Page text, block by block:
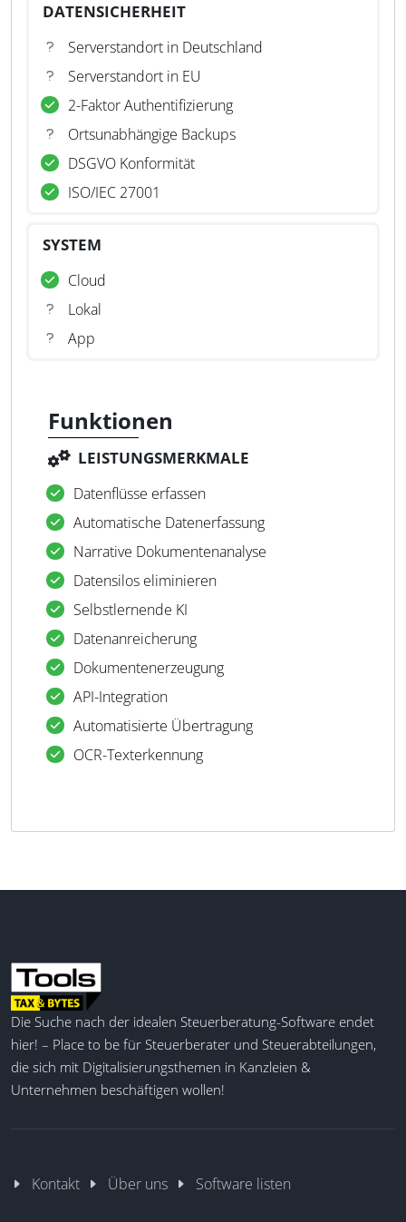
DATENSICHERHEIT
Serverstandort in Deutschland
Serverstandort in EU
2-Faktor Authentifizierung
Ortsunabhängige Backups
DSGVO Konformität
ISO/IEC 27001
SYSTEM
Cloud
Lokal
App
Funktionen
LEISTUNGSMERKMALE
Datenflüsse erfassen
Automatische Datenerfassung
Narrative Dokumentenanalyse
Datensilos eliminieren
Selbstlernende KI
Datenanreicherung
Dokumentenerzeugung
API-Integration
Automatisierte Übertragung
OCR-Texterkennung
Die Suche nach der idealen Steuerberatung-Software endet
hier! – Place to be für Steuerberater und Steuerabteilungen,
die sich mit Digitalisierungsthemen in Kanzleien &
Unternehmen beschäftigen wollen!
Kontakt Über uns Software listen